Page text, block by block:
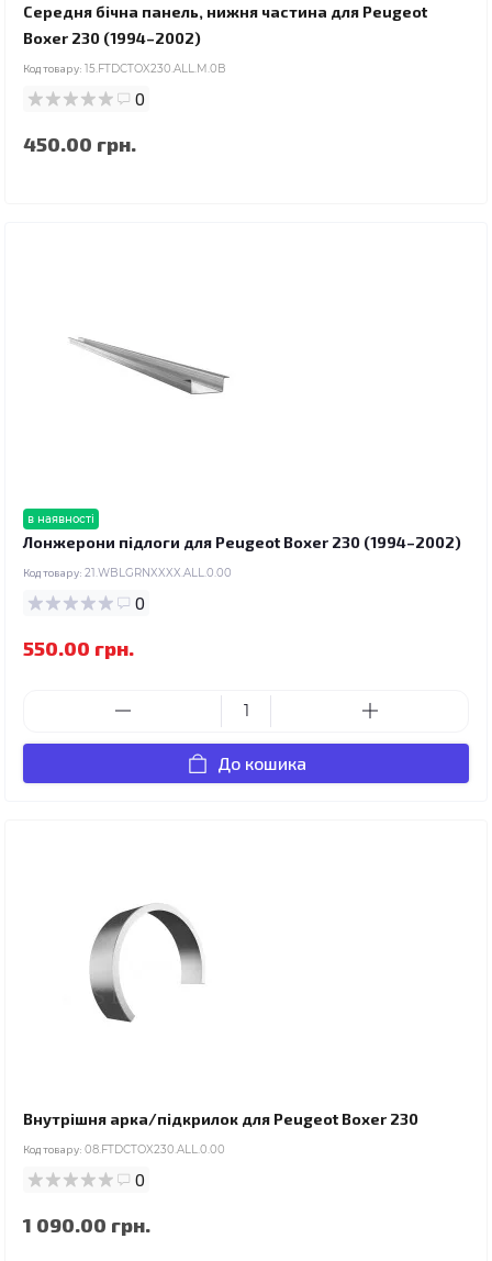
Середня бічна панель, нижня частина для Peugeot
Boxer 230 (1994–2002)
Код товару: 15.FTDCTOX230.ALL.M.0B
0
450.00 грн.
в наявності
Лонжерони підлоги для Peugeot Boxer 230 (1994–2002)
Код товару: 21.WBLGRNXXXX.ALL.0.00
0
550.00 грн.
До кошика
Внутрішня арка/підкрилок для Peugeot Boxer 230
Код товару: 08.FTDCTOX230.ALL.0.00
0
1 090.00 грн.